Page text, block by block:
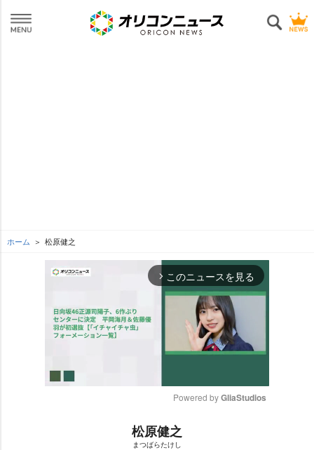
ホーム 松原健之
arrow_forward_ios このニュースを見る
Powered by GliaStudios
松原健之
まつばらたけし